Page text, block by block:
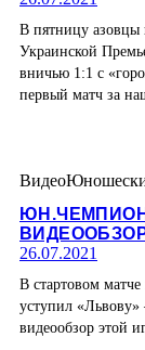
В пятницу азовцы
Украинской
вничью 1:1 с
первый матч за
Видео
26.07.2021
В стартовом
уступил
видеообзор этой